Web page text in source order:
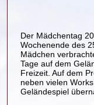
Der Mädchentag
Wochenende des
Mädchen
Tage auf dem
Freizeit. Auf dem
neben vielen
Geländespiel